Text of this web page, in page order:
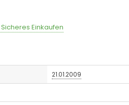
Einkaufen
21.01.2009